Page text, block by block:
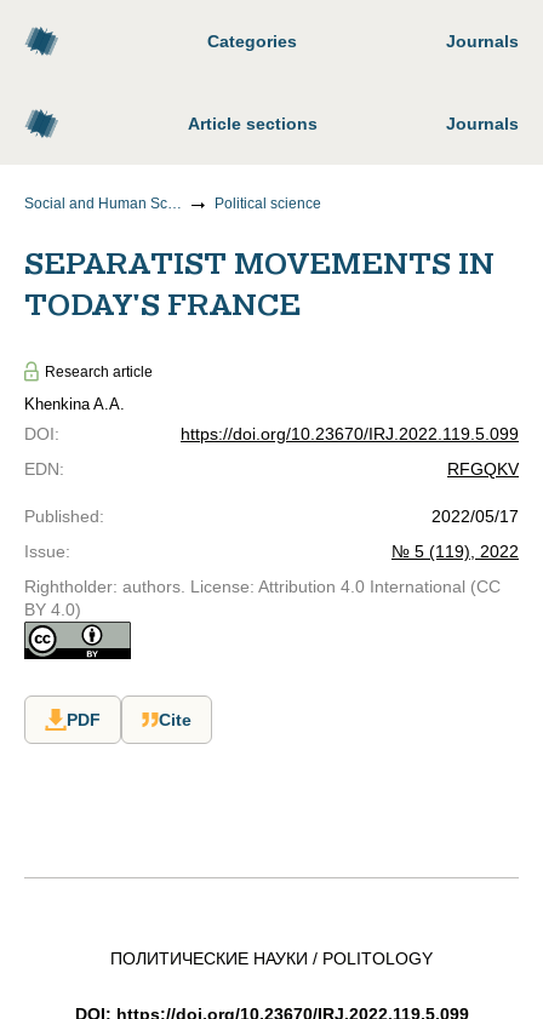
Categories Journals
Article sections Journals
Social and Human Sciences Political science
SEPARATIST MOVEMENTS IN
TODAY'S FRANCE
Research article
Khenkina A.A.
DOI:
https://doi.org/10.23670/IRJ.2022.119.5.099
EDN: RFGQKV
Published:
2022/05/17
Issue:
№ 5 (119), 2022
Rightholder: authors. License: Attribution 4.0 International (CC
BY 4.0)
PDF Cite
ПОЛИТИЧЕСКИЕ НАУКИ / POLITOLOGY
DOI: https://doi.org/10.23670/IRJ.2022.119.5.099